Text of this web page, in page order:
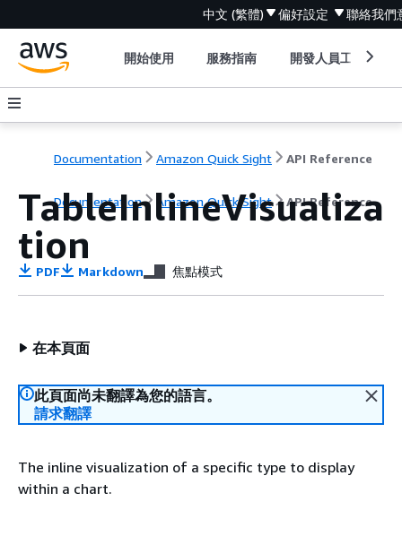
中文 (繁體) 偏好設定 聯絡我們
開始使用 服務指南 開發人員工具
Documentation Amazon Quick Sight API Reference
Documentation Amazon Quick Sight API Reference
TableInlineVisualiza
tion
PDF Markdown 焦點模式
在本頁面
此頁面尚未翻譯為您的語言。
請求翻譯
The inline visualization of a specific type to display
within a chart.